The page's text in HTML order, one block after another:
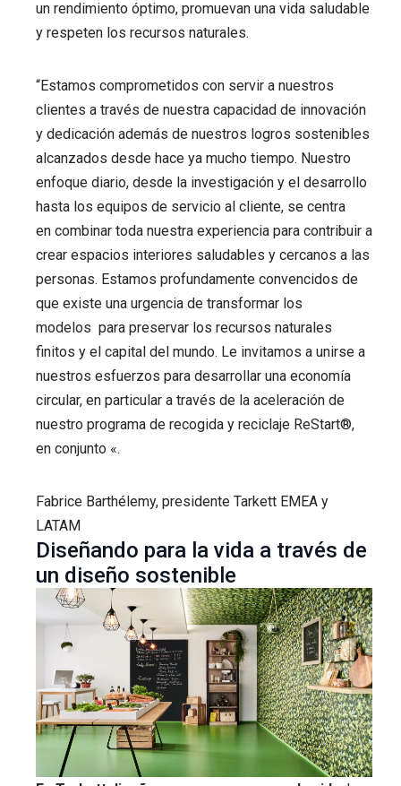
un rendimiento óptimo, promuevan una vida saludable
y respeten los recursos naturales.
“Estamos comprometidos con servir a nuestros
clientes a través de nuestra capacidad de innovación
y dedicación además de nuestros logros sostenibles
alcanzados desde hace ya mucho tiempo. Nuestro
enfoque diario, desde la investigación y el desarrollo
hasta los equipos de servicio al cliente, se centra
en combinar toda nuestra experiencia para contribuir a
crear espacios interiores saludables y cercanos a las
personas. Estamos profundamente convencidos de
que existe una urgencia de transformar los
modelos para preservar los recursos naturales
finitos y el capital del mundo. Le invitamos a unirse a
nuestros esfuerzos para desarrollar una economía
circular, en particular a través de la aceleración de
nuestro programa de recogida y reciclaje ReStart®,
en conjunto «.
Fabrice Barthélemy, presidente Tarkett EMEA y
LATAM
Diseñando para la vida a través de
un diseño sostenible